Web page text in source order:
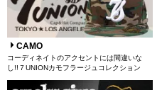
CAMO
コーディネイトのアクセントには間違いな
し!!７UNIONカモフラージュコレクション